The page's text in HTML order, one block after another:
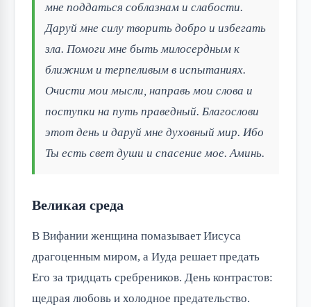
мне поддаться соблазнам и слабости.
Даруй мне силу творить добро и избегать
зла. Помоги мне быть милосердным к
ближним и терпеливым в испытаниях.
Очисти мои мысли, направь мои слова и
поступки на путь праведный. Благослови
этот день и даруй мне духовный мир. Ибо
Ты есть свет души и спасение мое. Аминь.
Великая среда
В Вифании женщина помазывает Иисуса
драгоценным миром, а Иуда решает предать
Его за тридцать сребреников. День контрастов:
щедрая любовь и холодное предательство.